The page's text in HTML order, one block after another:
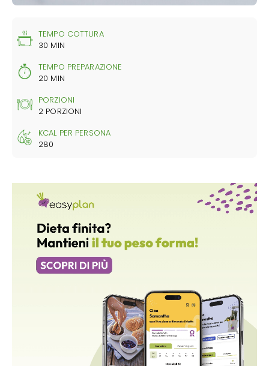
TEMPO COTTURA
30 MIN
TEMPO PREPARAZIONE
20 MIN
PORZIONI
2 PORZIONI
KCAL PER PERSONA
280